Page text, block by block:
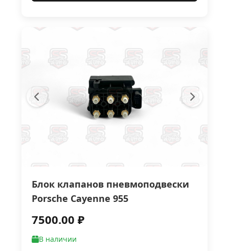
Блок клапанов пневмоподвески
Porsche Cayenne 955
7500.00 ₽
В наличии